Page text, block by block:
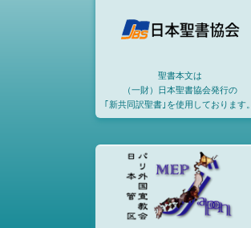
聖書本文は
（一財）日本聖書協会発行の
｢新共同訳聖書｣を使用しております。